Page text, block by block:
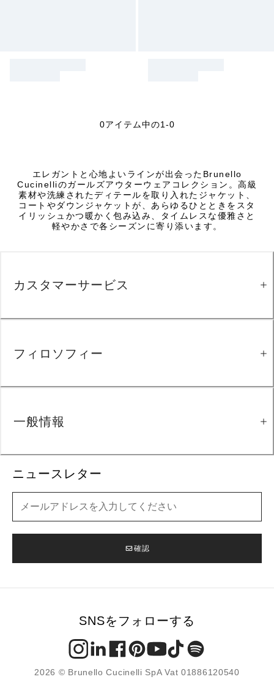
0アイテム中の1-0
エレガントと心地よいラインが出会ったBrunello
Cucinelliのガールズアウターウェアコレクション。高級
素材や洗練されたディテールを取り入れたジャケット、
コートやダウンジャケットが、あらゆるひとときをスタ
イリッシュかつ暖かく包み込み、タイムレスな優雅さと
軽やかさで各シーズンに寄り添います。
ニュースレター
確認
カスタマーサービス
フィロソフィー
一般情報
SNSをフォローする
2026 © Brunello Cucinelli SpA Vat 01886120540